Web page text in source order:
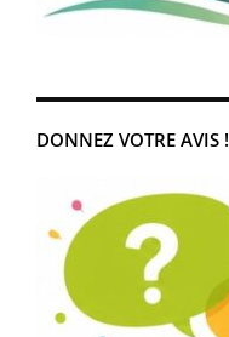
DONNEZ VOTRE AVIS !